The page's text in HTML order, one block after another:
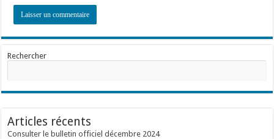
Rechercher
Articles récents
Consulter le bulletin officiel décembre 2024